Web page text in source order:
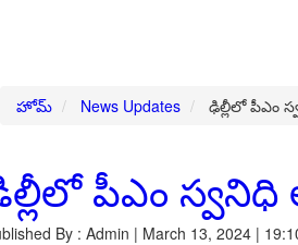
హోమ్ News Updates ఢిల్లీలో పీఎం
పీఎం స్వనిధి
By : Admin | March 13, 2024 |